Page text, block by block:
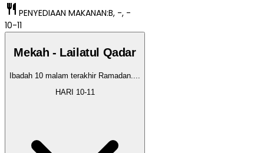
restaurant PENYEDIAAN MAKANAN:B, -, -
10-11
Mekah - Lailatul Qadar
Ibadah 10 malam terakhir Ramadan....
HARI 10-11